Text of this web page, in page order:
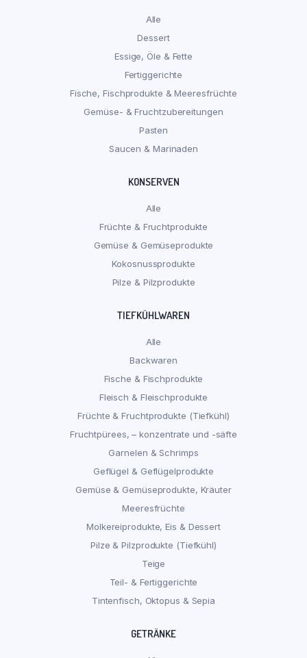
Alle
Dessert
Essige, Öle & Fette
Fertiggerichte
Fische, Fischprodukte & Meeresfrüchte
Gemüse- & Fruchtzubereitungen
Pasten
Saucen & Marinaden
KONSERVEN
Alle
Früchte & Fruchtprodukte
Gemüse & Gemüseprodukte
Kokosnussprodukte
Pilze & Pilzprodukte
TIEFKÜHLWAREN
Alle
Backwaren
Fische & Fischprodukte
Fleisch & Fleischprodukte
Früchte & Fruchtprodukte (Tiefkühl)
Fruchtpürees, – konzentrate und -säfte
Garnelen & Schrimps
Geflügel & Geflügelprodukte
Gemüse & Gemüseprodukte, Kräuter
Meeresfrüchte
Molkereiprodukte, Eis & Dessert
Pilze & Pilzprodukte (Tiefkühl)
Teige
Teil- & Fertiggerichte
Tintenfisch, Oktopus & Sepia
GETRÄNKE